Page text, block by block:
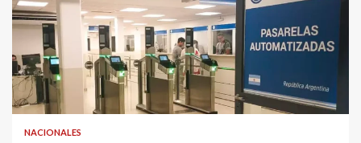
NACIONALES